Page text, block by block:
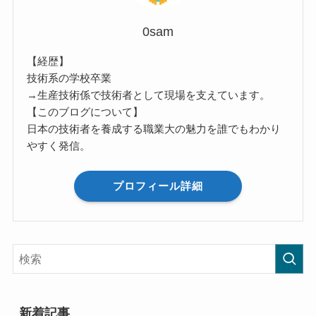
0sam
【経歴】
技術系の学校卒業
→生産技術係で技術者として現場を支えています。
【このブログについて】
日本の技術者を養成する職業大の魅力を誰でもわかり
やすく発信。
プロフィール詳細
新着記事